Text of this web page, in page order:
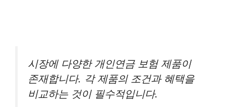
시장에 다양한 개인연금 보험 제품이
존재합니다. 각 제품의 조건과 혜택을
비교하는 것이 필수적입니다.